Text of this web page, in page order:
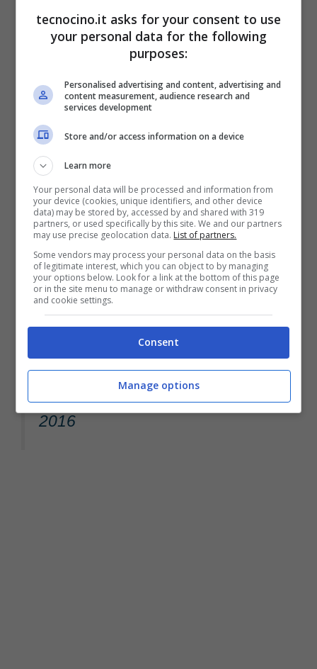
This prank webpage will crash
your iPhone, iPod touch, iPad
and Machttps://t.co/c7WZg9IpAT
pic.twitter.com/RBBHjbv0C4
— iDownloadBlog
(@iDownloadBlog)25 Gennaio
2016
tecnocino.it asks for your consent to use
your personal data for the following
purposes:
Personalised advertising and content, advertising and
content measurement, audience research and
services development
Store and/or access information on a device
Learn more
Your personal data will be processed and information from
your device (cookies, unique identifiers, and other device
data) may be stored by, accessed by and shared with 319
partners, or used specifically by this site. We and our partners
may use precise geolocation data. List of partners.
Some vendors may process your personal data on the basis
of legitimate interest, which you can object to by managing
your options below. Look for a link at the bottom of this page
or in the site menu to manage or withdraw consent in privacy
and cookie settings.
Consent
Manage options